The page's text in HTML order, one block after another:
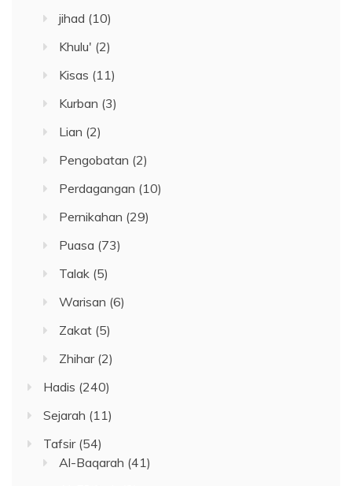
jihad (10)
Khulu' (2)
Kisas (11)
Kurban (3)
Lian (2)
Pengobatan (2)
Perdagangan (10)
Pernikahan (29)
Puasa (73)
Talak (5)
Warisan (6)
Zakat (5)
Zhihar(2)
Hadis (240)
Sejarah (11)
Tafsir(54)
Al-Baqarah (41)